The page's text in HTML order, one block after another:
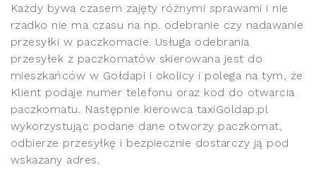
Każdy bywa czasem zajęty różnymi sprawami i nie
rzadko nie ma czasu na np. odebranie czy nadawanie
przesyłki w paczkomacie. Usługa odebrania
przesyłek z paczkomatów skierowana jest do
mieszkańców w Gołdapi i okolicy i polega na tym, że
Klient podaje numer telefonu oraz kod do otwarcia
paczkomatu. Następnie kierowca taxiGoldap.pl
wykorzystując podane dane otworzy paczkomat,
odbierze przesyłkę i bezpiecznie dostarczy ją pod
wskazany adres.